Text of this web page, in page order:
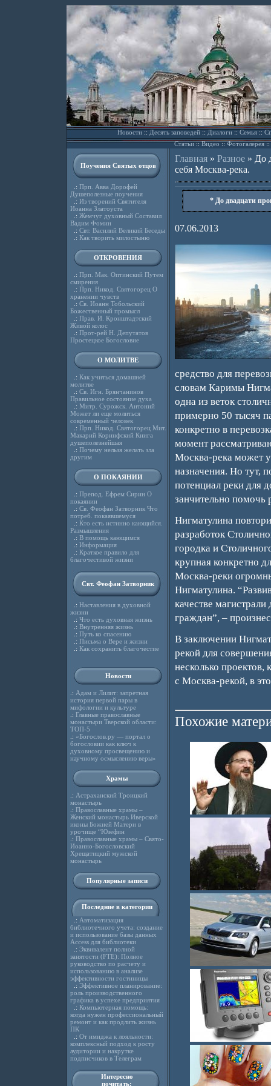
Новости::Десять заповедей::Диалоги::Семья::
Статьи::Видео ::Фотогалерея::
Поучения Святых отцов
.: Прп. Авва Дорофей
Душеполезные поучения
.: Из творений Святителя
Иоанна Златоуста
.: Жемчуг духовный Составил
Вадим Фомин
.: Свт. Василий Великий Беседы
.: Как творить милостыню
ОТКРОВЕНИЯ
.: Прп. Мак. Оптинский Путем
смирения
.: Прп. Никод. Святогорец О
хранении чувств
.: Св. Иоанн Тобольский
Божественный промысл
.: Прав. И. Кронштадтский
Живой колос
.: Прот-рей Н. Депутатов
Простецкое Богословие
О МОЛИТВЕ
.: Как учиться домашней
молитве
.: Св. Игн. Брянчанинов
Правильное состояние духа
.: Митр. Сурожск. Антоний
Может ли еще молиться
современный человек
.: Прп. Никод. Святогорец Мит.
Макарий Коринфский Книга
душеполезнейшая
.: Почему нельзя желать зла
другим
О ПОКАЯНИИ
.: Препод. Ефрем Сирин О
покаянии
.: Св. Феофан Затворник Что
потреб. покаявшемуся
.: Кто есть истинно кающийся.
Размышления
.: В помощь кающимся
.: Информация
.: Краткое правило для
благочестивой жизни
Свт. Феофан Затворник
.: Наставления в духовной
жизни
.: Что есть духовная жизнь
.: Внутренняя жизнь
.: Путь ко спасению
.: Письма о Вере и жизни
.: Как сохранить благочестие
Новости
.: Адам и Лилит: запретная
история первой пары в
мифологии и культуре
.: Главные православные
монастыри Тверской области:
ТОП-5
.: «Богослов.ру — портал о
богословии как ключ к
духовному просвещению и
научному осмыслению веры»
Храмы
.: Астраханский Троицкий
монастырь
.: Православные храмы –
Женский монастырь Иверской
иконы Божией Матери в
урочище “Юзефин
.: Православные храмы – Свято-
Иоанно-Богословский
Хрещатицкий мужской
монастырь
Популярные записи
Последние в категории
.: Автоматизация
библиотечного учета: создание
и использование базы данных
Access для библиотеки
.: Эквивалент полной
занятости (FTE): Полное
руководство по расчету и
использованию в анализе
эффективности гостиницы
.: Эффективное планирование:
роль производственного
графика в успехе предприятия
.: Компьютерная помощь:
когда нужен профессиональный
ремонт и как продлить жизнь
ПК
.: От имиджа к лояльности:
комплексный подход к росту
аудитории и накрутке
подписчиков в Телеграм
Интересно
почитать:
Главная» Разное» До
себя Москва-река.
* До двадцати
07.06.2013
средство для
словам Каримы
одна из веток
примерно 50 тысяч
конкретно в
момент
Москва-река может
назначения. Но тут,
потенциал реки для
занчительно помочь
Нигматулина
разработок
городка и
крупная конкретно
Москва-реки
Нигматулина.
качестве
граждан”, –
В заключении
рекой для
несколько проектов,
с Москва-рекой, в
Похожие